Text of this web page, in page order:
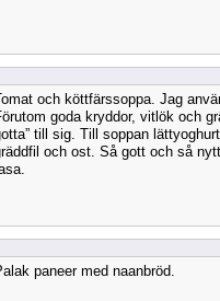
och köttfärssoppa. Jag
goda kryddor, vitlök och
till sig. Till soppan
och ost. Så gott och så
paneer med naanbröd.